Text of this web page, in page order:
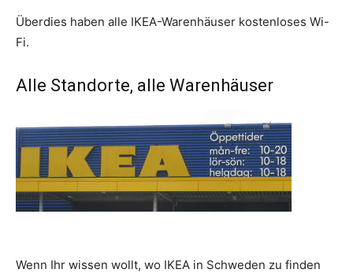
Überdies haben alle IKEA-Warenhäuser kostenloses Wi-
Fi.
Alle Standorte, alle Warenhäuser
Wenn Ihr wissen wollt, wo IKEA in Schweden zu finden